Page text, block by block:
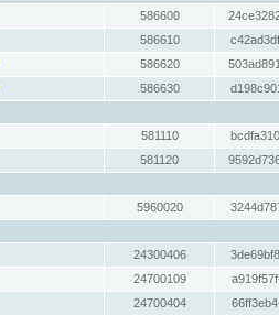
586600
586610
586620
586630
581110
581120
5960020
24300406
24700109
24700404